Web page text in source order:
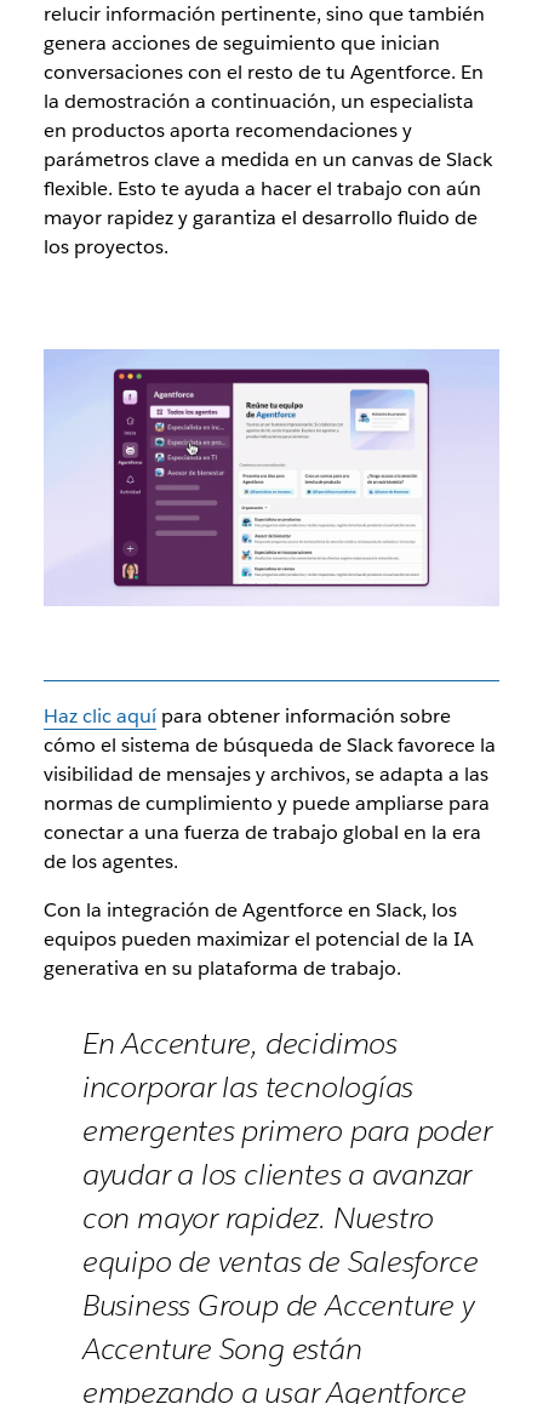
relucir información pertinente, sino que también
genera acciones de seguimiento que inician
conversaciones con el resto de tu Agentforce. En
la demostración a continuación, un especialista
en productos aporta recomendaciones y
parámetros clave a medida en un canvas de Slack
flexible. Esto te ayuda a hacer el trabajo con aún
mayor rapidez y garantiza el desarrollo fluido de
los proyectos.
Haz clic aquípara obtener información sobre
cómo el sistema de búsqueda de Slack favorece la
visibilidad de mensajes y archivos, se adapta a las
normas de cumplimiento y puede ampliarse para
conectar a una fuerza de trabajo global en la era
de los agentes.
Con la integración de Agentforce en Slack, los
equipos pueden maximizar el potencial de la IA
generativa en su plataforma de trabajo.
En Accenture, decidimos
incorporar las tecnologías
emergentes primero para poder
ayudar a los clientes a avanzar
con mayor rapidez. Nuestro
equipo de ventas de Salesforce
Business Group de Accenture y
Accenture Song están
empezando a usar Agentforce